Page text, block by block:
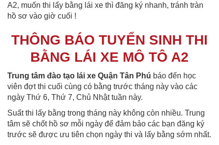
A2, muốn thi lấy bằng lái xe thì đăng ký nhanh, tránh tràn
hồ sơ vào giờ cuối !
THÔNG BÁO TUYỂN SINH THI
BẰNG LÁI XE MÔ TÔ A2
Trung tâm đào tạo lái xe Quận Tân Phú báo đến học
viên đợt thi cuối cùng có bằng trước tháng này vào các
ngày Thứ 6, Thứ 7, Chủ Nhật tuần này.
Suất thi lấy bằng trong tháng này không còn nhiều. Trung
tâm sẽ chốt hồ sơ mỗi ngày để đảm bảo các bạn đăng ký
trước sẽ được ưu tiên chọn ngày thi và lấy bằng sớm nhất.